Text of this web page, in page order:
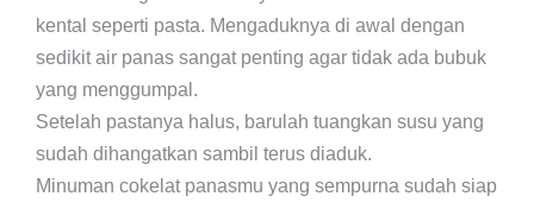
kental seperti pasta. Mengaduknya di awal dengan
sedikit air panas sangat penting agar tidak ada bubuk
yang menggumpal.
Setelah pastanya halus, barulah tuangkan susu yang
sudah dihangatkan sambil terus diaduk.
Minuman cokelat panasmu yang sempurna sudah siap